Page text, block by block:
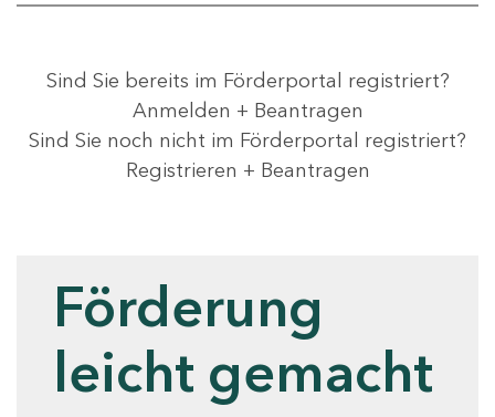
Sind Sie bereits im Förderportal registriert?
Anmelden + Beantragen
Sind Sie noch nicht im Förderportal registriert?
Registrieren + Beantragen
Förderung
leicht gemacht